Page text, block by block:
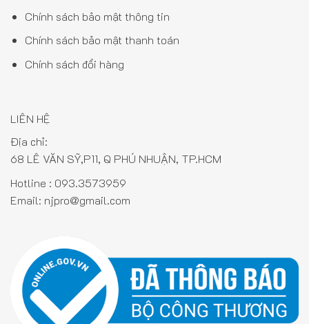
Chính sách bảo mật thông tin
Chính sách bảo mật thanh toán
Chính sách đổi hàng
LIÊN HỆ
Địa chỉ:
68 LÊ VĂN SỸ,P11, Q PHÚ NHUẬN, TP.HCM
Hotline : 093.3573959
Email: njpro@gmail.com